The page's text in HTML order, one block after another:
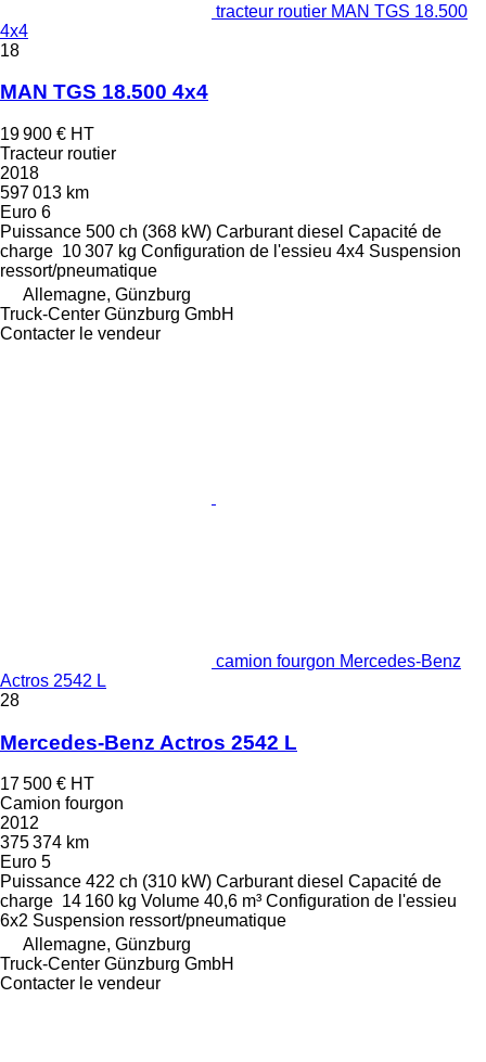
tracteur routier MAN TGS 18.500
4x4
18
MAN TGS 18.500 4x4
19 900 € HT
Tracteur routier
2018
597 013 km
Euro 6
Puissance 500 ch (368 kW) Carburant diesel Capacité de
charge 10 307 kg Configuration de l'essieu 4x4 Suspension
ressort/pneumatique
Allemagne, Günzburg
Truck-Center Günzburg GmbH
Contacter le vendeur
camion fourgon Mercedes-Benz
Actros 2542 L
28
Mercedes-Benz Actros 2542 L
17 500 € HT
Camion fourgon
2012
375 374 km
Euro 5
Puissance 422 ch (310 kW) Carburant diesel Capacité de
charge 14 160 kg Volume 40,6 m³ Configuration de l'essieu
6x2 Suspension ressort/pneumatique
Allemagne, Günzburg
Truck-Center Günzburg GmbH
Contacter le vendeur